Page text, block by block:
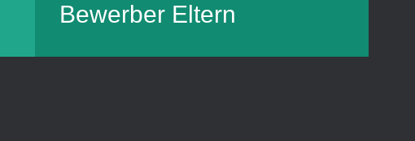
Bewerber Eltern